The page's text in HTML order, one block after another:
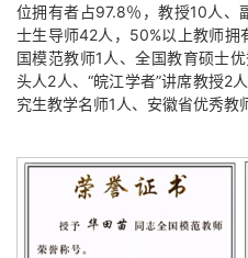
位拥有者占97.8％，教授10人、
士生导师42人，50%以上教师拥
国模范教师1人、全国教育硕士
头人2人、“皖江学者”讲席教授2
究生教学名师1人、安徽省优秀教